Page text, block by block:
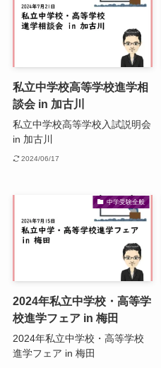
私立中学校高等学校進学相
談会 in 加古川
私立中学校高等学校入試説明会
in 加古川
2024/06/17
中学受験全般
2024年私立中学校・高等学
校進学フェア in 梅田
2024年私立中学校・高等学校
進学フェア in 梅田